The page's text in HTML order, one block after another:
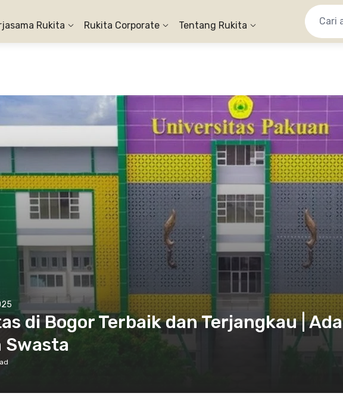
Rukita Rukita Corporate Tentang Rukita
di Bogor Terbaik dan Terjangkau | Ada
Swasta